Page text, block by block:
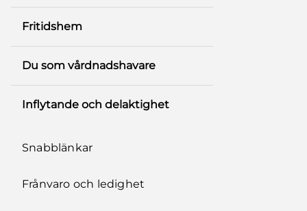
Fritidshem
Du som vårdnadshavare
Inflytande och delaktighet
Snabblänkar
Frånvaro och ledighet